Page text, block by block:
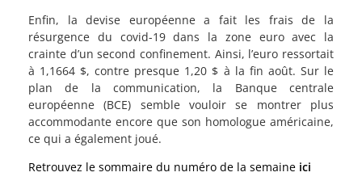
Enfin, la devise européenne a fait les frais de la
résurgence du covid-19 dans la zone euro avec la
crainte d’un second confinement. Ainsi, l’euro ressortait
à 1,1664 $, contre presque 1,20 $ à la fin août. Sur le
plan de la communication, la Banque centrale
européenne (BCE) semble vouloir se montrer plus
accommodante encore que son homologue américaine,
ce qui a également joué.
Retrouvez le sommaire du numéro de la semaine ici